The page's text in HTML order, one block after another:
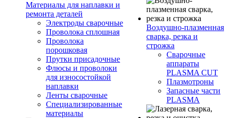
Материалы для наплавки и
ремонта деталей
Электроды сварочные
Проволока сплошная
Проволока
порошковая
Прутки присадочные
Флюсы и проволоки
для износостойкой
наплавки
Ленты сварочные
Специализированные
материалы
Воздушно-плазменная
сварка, резка и
строжка
Сварочные
аппараты
PLASMA CUT
Плазмотроны
Запасные части
PLASMA